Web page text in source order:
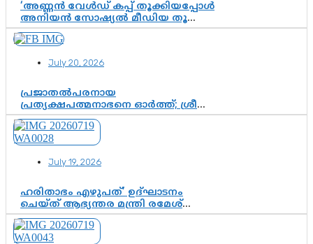
‘അണ്ണൻ വേൾഡ് കപ്പ് തൂക്കിയപ്പോൾ
അനിയൻ സോഷ്യൽ മീഡിയ തൂക്കി’;
ലാമിൻ യമാലിന്റെ
കിരീടധാരണത്തിനിടെ
ചുണക്കുട്ടൻ
July 20, 2026
പ്രജാതൽപരനായ
പ്രത്യക്ഷപത്മനാഭനെ ഓർത്ത്; ശ്രീ
ചിത്തിര തിരുനാൾ മഹാരാജാവിന്റെ
35-ാം നാടുനീങ്ങൽ ദിനം ഇന്ന്
July 19, 2026
ഹരിതാഭം എഴുപത്’ ഉദ്ഘാടനം
ചെയ്ത് ആഭ്യന്തര മന്ത്രി രമേശ്
ചെന്നിത്തല; ആർ. ഹരികുമാറിന്റെ
സപ്തതി ആഘോഷങ്ങൾക്ക്
പ്രൗഢമായ തുടക്കം